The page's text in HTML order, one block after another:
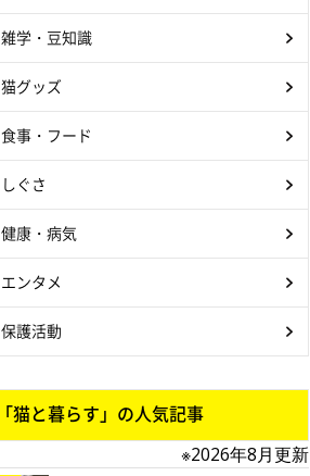
雑学・豆知識
猫グッズ
食事・フード
しぐさ
健康・病気
エンタメ
保護活動
「猫と暮らす」の人気記事
※2026年8月更新